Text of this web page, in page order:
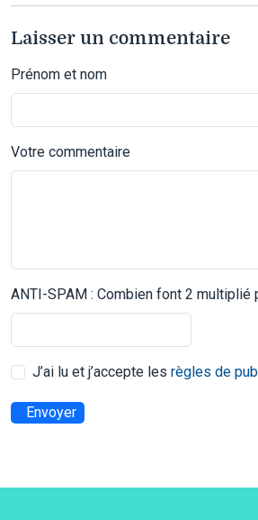
Laisser un commentaire
Prénom et nom
Votre commentaire
ANTI-SPAM : Combien font 2 multiplié
J’ai lu et j’accepte les règles de
Envoyer